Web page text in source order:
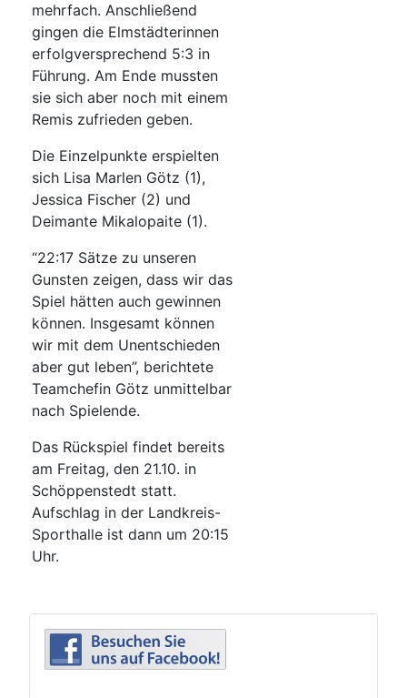
mehrfach. Anschließend
gingen die Elmstädterinnen
erfolgversprechend 5:3 in
Führung. Am Ende mussten
sie sich aber noch mit einem
Remis zufrieden geben.
Die Einzelpunkte erspielten
sich Lisa Marlen Götz (1),
Jessica Fischer (2) und
Deimante Mikalopaite (1).
“22:17 Sätze zu unseren
Gunsten zeigen, dass wir das
Spiel hätten auch gewinnen
können. Insgesamt können
wir mit dem Unentschieden
aber gut leben”, berichtete
Teamchefin Götz unmittelbar
nach Spielende.
Das Rückspiel findet bereits
am Freitag, den 21.10. in
Schöppenstedt statt.
Aufschlag in der Landkreis-
Sporthalle ist dann um 20:15
Uhr.